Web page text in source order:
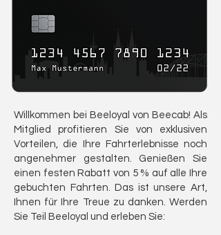
Willkommen bei Beeloyal von Beecab! Als
Mitglied profitieren Sie von exklusiven
Vorteilen, die Ihre Fahrterlebnisse noch
angenehmer gestalten. Genießen Sie
einen festen Rabatt von 5 % auf alle Ihre
gebuchten Fahrten. Das ist unsere Art,
Ihnen für Ihre Treue zu danken. Werden
Sie Teil Beeloyal und erleben Sie: